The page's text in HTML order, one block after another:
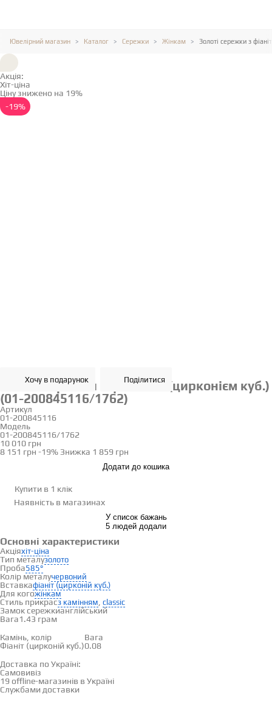
Ювелірний магазин Каталог Сережки Жінкам Золоті сережки з
Акція:
Хіт-ціна
Ціну знижено на 19%
-19%
Хочу в подарунок Поділитися
Золоті сережки з фіанітом (цирконієм куб.)
(01-200845116/1762)
Артикул
01-200845116
Модель
01-200845116/1762
10 010 грн
8 151 грн -19% Знижка 1 859 грн
Додати до кошика
Купити в 1 клік
Наявність в магазинах
У список бажань
5 людей додали
Основні характеристики
Акціяхіт-ціна
Тип металузолото
Проба585°
Колір металучервоний
Вставкафіаніт (цирконій куб.)
Для когожінкам
Стиль прикрасз камінням classic
Замок сережкианглійський
Вага1.43 грам
Камінь, колір
Вага
Фіаніт (цирконій куб.)0.08
Доставка і оплата
Доставка по Україні:
Самовивіз
19 offline-магазинів в Україні
Службами доставки